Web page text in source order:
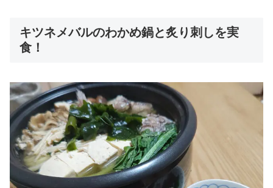
キツネメバルのわかめ鍋と炙り刺しを実
食！